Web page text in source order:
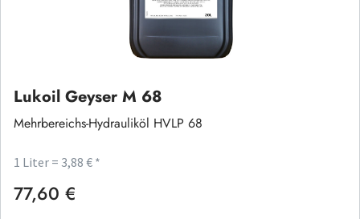
Lukoil Geyser M 68
Mehrbereichs-Hydrauliköl HVLP 68
1 Liter = 3,88 € *
Regulärer Preis:
77,60 €